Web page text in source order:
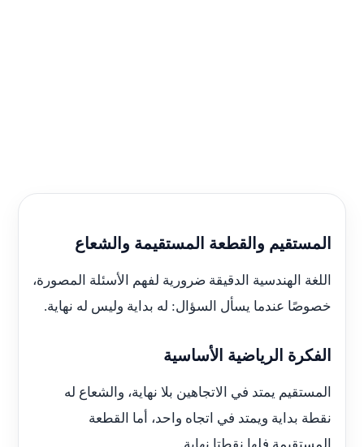
المستقيم والقطعة المستقيمة والشعاع
اللغة الهندسية الدقيقة ضرورية لفهم الأسئلة المصورة،
خصوصًا عندما يسأل السؤال: له بداية وليس له نهاية.
الفكرة الرياضية الأساسية
المستقيم يمتد في الاتجاهين بلا نهاية، والشعاع له
نقطة بداية ويمتد في اتجاه واحد، أما القطعة